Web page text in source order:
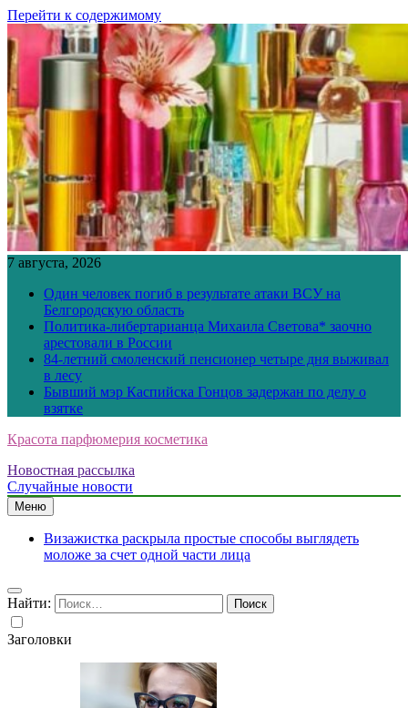
Перейти к содержимому
7 августа, 2026
Один человек погиб в результате атаки ВСУ на
Белгородскую область
Политика-либертарианца Михаила Светова* заочно
арестовали в России
84-летний смоленский пенсионер четыре дня выживал
в лесу
Бывший мэр Каспийска Гонцов задержан по делу о
взятке
Красота парфюмерия косметика
Новостная рассылка
Случайные новости
Меню
Визажистка раскрыла простые способы выглядеть
моложе за счет одной части лица
Найти:
Заголовки